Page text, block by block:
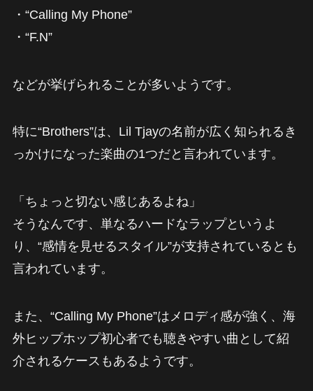
・“Calling My Phone”
・“F.N”
などが挙げられることが多いようです。
特に“Brothers”は、Lil Tjayの名前が広く知られるき
っかけになった楽曲の1つだと言われています。
「ちょっと切ない感じあるよね」
そうなんです、単なるハードなラップというよ
り、“感情を見せるスタイル”が支持されているとも
言われています。
また、“Calling My Phone”はメロディ感が強く、海
外ヒップホップ初心者でも聴きやすい曲として紹
介されるケースもあるようです。